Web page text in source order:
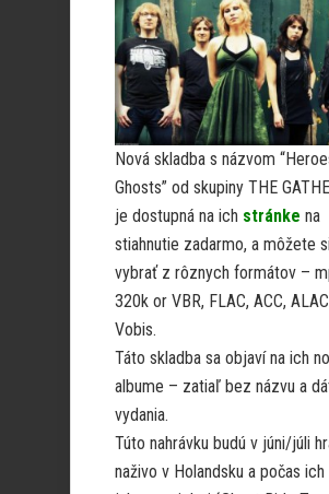
Nová skladba s názvom
Ghosts” od skupiny THE
je dostupná na ich stránke na
stiahnutie zadarmo, a môžete si
vybrať z rôznych formátov –
320k or VBR, FLAC, ACC,
Vobis.
Táto skladba sa objaví na ich
albume – zatiaľ bez názvu a
vydania.
Túto nahrávku budú v júni/júli
naživo v Holandsku a počas ich